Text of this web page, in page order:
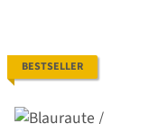
BESTSELLER